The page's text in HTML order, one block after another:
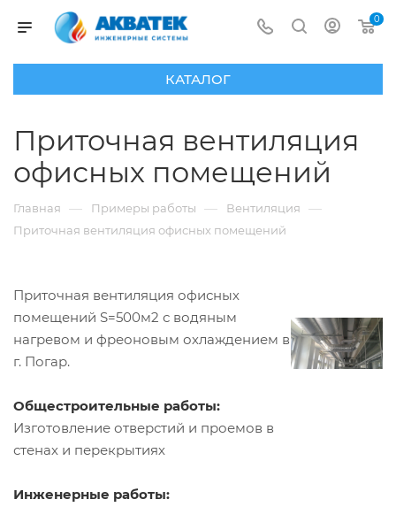
0
КАТАЛОГ
Приточная вентиляция
офисных помещений
Главная — Примеры работы — Вентиляция —
Приточная вентиляция офисных помещений
Приточная вентиляция офисных
помещений S=500м2 с водяным
нагревом и фреоновым охлаждением в
г. Погар.
Общестроительные работы:
Изготовление отверстий и проемов в
стенах и перекрытиях
Инженерные работы: